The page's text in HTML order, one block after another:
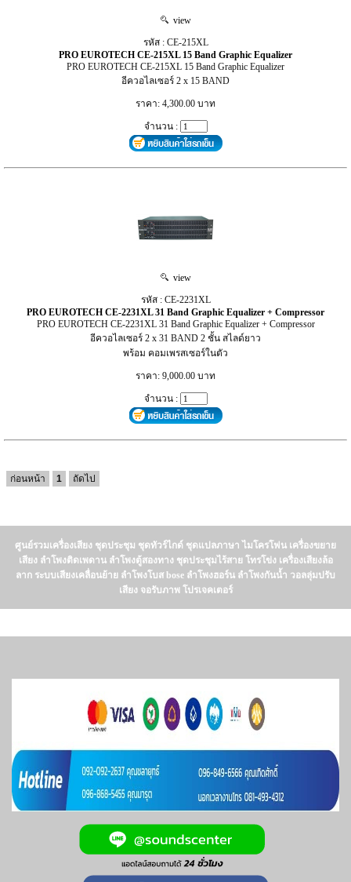
view
รหัส : CE-215XL
PRO EUROTECH CE-215XL 15 Band Graphic Equalizer
PRO EUROTECH CE-215XL 15 Band Graphic Equalizer
อีควอไลเซอร์ 2 x 15 BAND
ราคา: 4,300.00 บาท
จำนวน :
view
รหัส : CE-2231XL
PRO EUROTECH CE-2231XL 31 Band Graphic Equalizer + Compressor
PRO EUROTECH CE-2231XL 31 Band Graphic Equalizer + Compressor
อีควอไลเซอร์ 2 x 31 BAND 2 ชั้น สไลด์ยาว
พร้อม คอมเพรสเซอร์ในตัว
ราคา: 9,000.00 บาท
จำนวน :
ก่อนหน้า 1 ถัดไป
ศูนย์รวมเครื่องเสียง ชุดประชุม ชุดทัวร์ไกด์ ชุดแปลภาษา ไมโครโฟน เครื่องขยาย
เสียง ลำโพงติดเพดาน ลำโพงตู้สองทาง ชุดประชุมไร้สาย โทรโข่ง เครื่องเสียงล้อ
ลาก ระบบเสียงเคลื่อนย้าย ลำโพงโบส bose ลำโพงฮอร์น ลำโพงกันน้ำ วอลลุ่มปรับ
เสียง จอรับภาพ โปรเจคเตอร์